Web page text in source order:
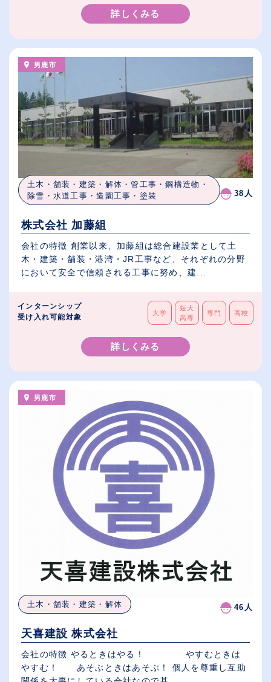
詳しくみる
男鹿市
土木・舗装・建築・解体・管工事・鋼構造物・
除雪・水道工事・造園工事・塗装
38人
株式会社 加藤組
会社の特徴 創業以来、加藤組は総合建設業として土
木・建築・舗装・港湾・JR工事など、それぞれの分野
において安全で信頼される工事に努め、建...
インターンシップ
受け入れ可能対象
大学
短大
高専
専門 高校
詳しくみる
男鹿市
土木・舗装・建築・解体 46人
天喜建設 株式会社
会社の特徴 やるときはやる！ やすむときは
やすむ！ あそぶときはあそぶ！ 個人を尊重し互助